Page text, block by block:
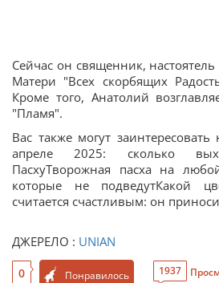
Сейчас он священник,
Матери "Всех скорбящих
Кроме того, Анатолий
"Пламя".
Вас также могут
апреле 2025: сколько
ПасхуТворожная пасха на
которые не подведутКакой
считается счастливым: он
ДЖЕРЕЛО : UNIAN
0 Понравилось 1937